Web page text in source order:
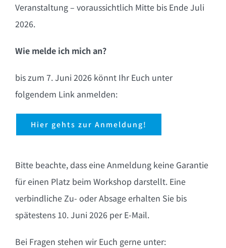
Veranstaltung – voraussichtlich Mitte bis Ende Juli
2026.
Wie melde ich mich an?
bis zum 7. Juni 2026könnt Ihr Euch unter
folgendem Link anmelden:
Hier gehts zur Anmeldung!
Bitte beachte, dass eine Anmeldung keine Garantie
für einen Platz beim Workshop darstellt. Eine
verbindliche Zu- oder Absage erhalten Sie bis
spätestens 10. Juni 2026per E-Mail.
Bei Fragen stehen wir Euch gerne unter: